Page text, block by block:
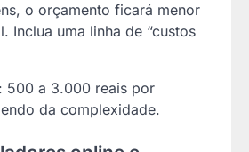
o orçamento ficará menor
Inclua uma linha de “custos
500 a 3.000 reais por
da complexidade.